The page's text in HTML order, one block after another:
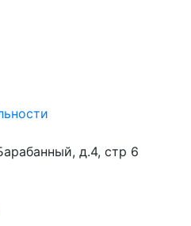
д.4, стр 6